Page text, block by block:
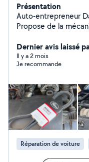
Présentation
Auto-entrepreneur
Propose de la
Freinage,
et Diagnostic visuel,
Dernier avis laissé
Il y a 2 mois
Je recommande
Réparation de voiture